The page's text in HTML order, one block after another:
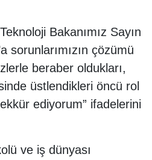
Bakanımız Sayın
sorunlarımızın çözümü
beraber oldukları,
üstlendikleri öncü rol
ediyorum” ifadelerini
ve iş dünyası